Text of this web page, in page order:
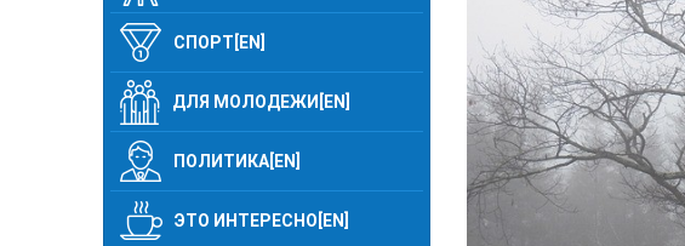
СПОРТ[EN]
ДЛЯ МОЛОДЕЖИ[EN]
ПОЛИТИКА[EN]
ЭТО ИНТЕРЕСНО[EN]